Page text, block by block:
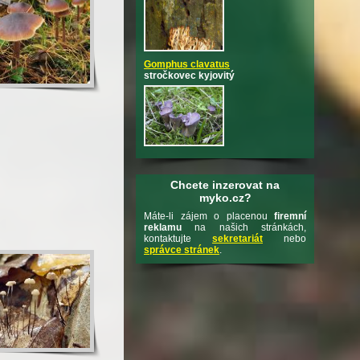
Gomphus clavatus
stročkovec kyjovitý
Chcete inzerovat na
myko.cz?
Máte-li zájem o placenou firemní
reklamu na našich stránkách,
kontaktujte sekretariát nebo
správce stránek